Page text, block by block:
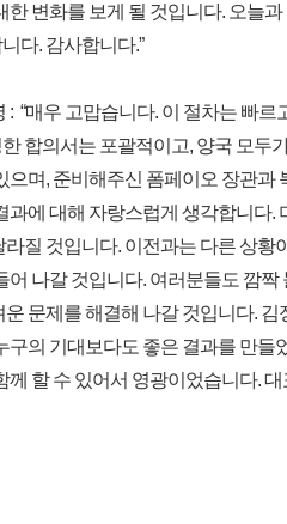
한 변화를 보게 될 것입니다. 오늘
다. 감사합니다.”
: “매우 고맙습니다. 이 절차는 빠
합의서는 포괄적이고, 양국 모두
으며, 준비해주신 폼페이오 장관과
과에 대해 자랑스럽게 생각합니다.
질 것입니다. 이전과는 다른 상황
어 나갈 것입니다. 여러분들도 깜
문제를 해결해 나갈 것입니다. 김
구의 기대보다도 좋은 결과를 만들
께 할 수 있어서 영광이었습니다.